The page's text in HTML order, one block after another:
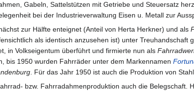
Gabeln, Sattelstützen mit Getriebe und Steuersatz
bei der Industrieverwaltung Eisen u. Metall zur
zur Hälfte enteignet (Anteil von Herta Herkner) und als
als identisch anzusehen ist) unter Treuhandschaft
in Volkseigentum überführt und firmierte nun als
bis 1950 wurden Fahrräder unter dem Markennamen
. Für das Jahr 1950 ist auch die Produktion von
bzw. Fahrradahmenproduktion auch die Belegschaft.